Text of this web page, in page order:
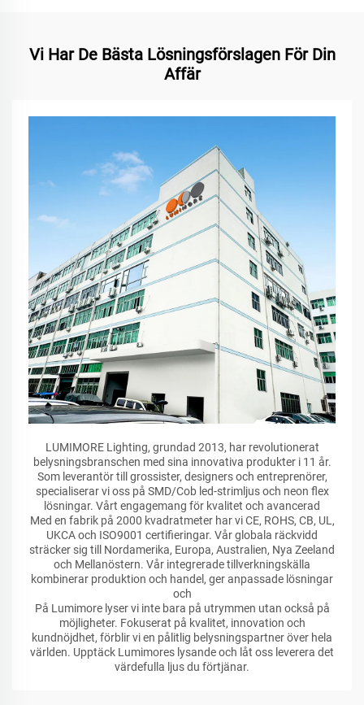
Vi Har De Bästa Lösningsförslagen För Din
Affär
LUMIMORE Lighting, grundad 2013, har revolutionerat
belysningsbranschen med sina innovativa produkter i 11 år.
Som leverantör till grossister, designers och entreprenörer,
specialiserar vi oss på SMD/Cob led-strimljus och neon flex
lösningar. Vårt engagemang för kvalitet och avancerad
Med en fabrik på 2000 kvadratmeter har vi CE, ROHS, CB, UL,
UKCA och ISO9001 certifieringar. Vår globala räckvidd
sträcker sig till Nordamerika, Europa, Australien, Nya Zeeland
och Mellanöstern. Vår integrerade tillverkningskälla
kombinerar produktion och handel, ger anpassade lösningar
och
På Lumimore lyser vi inte bara på utrymmen utan också på
möjligheter. Fokuserat på kvalitet, innovation och
kundnöjdhet, förblir vi en pålitlig belysningspartner över hela
världen. Upptäck Lumimores lysande och låt oss leverera det
värdefulla ljus du förtjänar.